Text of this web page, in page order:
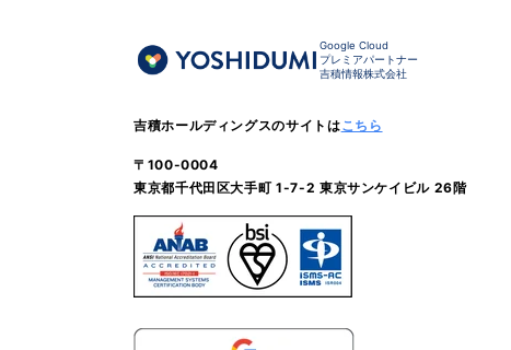
Google Cloud
プレミアパートナー
吉積情報株式会社
吉積ホールディングスのサイトはこちら
〒100-0004
東京都千代田区大手町 1-7-2 東京サンケイビル 26階